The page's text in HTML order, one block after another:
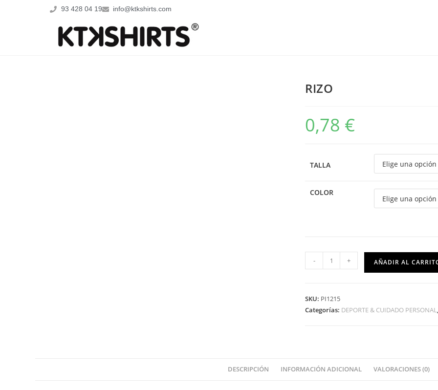
93 428 04 19 info@ktkshirts.com
RIZO
0,78 €
TALLA
COLOR
- + AÑADIR AL
SKU: PI1215
Categorías: DEPORTE & CUIDADO PERSONAL,
DESCRIPCIÓN INFORMACIÓN ADICIONAL VALORACIONES (0)